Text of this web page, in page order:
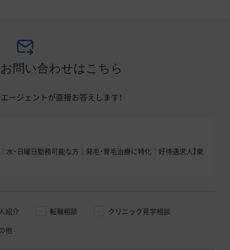
問い合わせはこちら
ージェントが直接お答えします！
水・日曜日勤務可能な方｜発毛・育毛治療に特化｜好待遇求人】東
紹介 転職相談
クリニック見学相談
他